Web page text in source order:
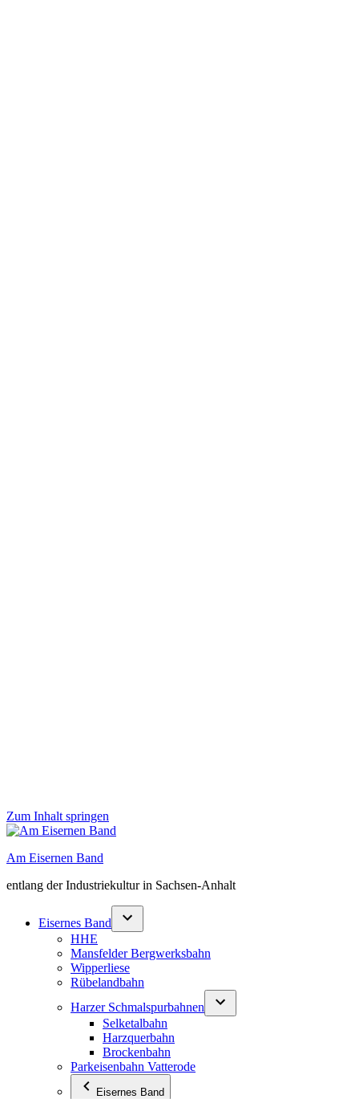
Zum Inhalt springen
Am Eisernen Band
entlang der Industriekultur in Sachsen-Anhalt
Eisernes Band
HHE
Mansfelder Bergwerksbahn
Wipperliese
Rübelandbahn
Harzer Schmalspurbahnen
Selketalbahn
Harzquerbahn
Brockenbahn
Parkeisenbahn Vatterode
Eisernes Band